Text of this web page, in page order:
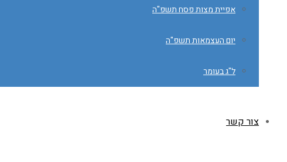
אפיית מצות פסח תשפ"ה
יום העצמאות תשפ"ה
ל"ג בעומר
צור קשר